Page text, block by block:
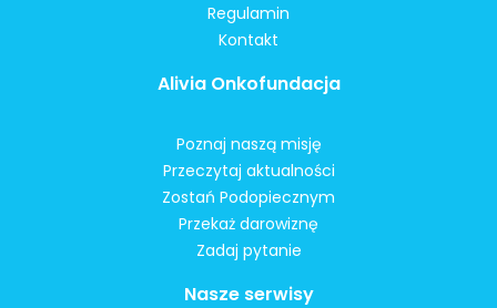
Regulamin
Kontakt
Alivia Onkofundacja
Poznaj naszą misję
Przeczytaj aktualności
Zostań Podopiecznym
Przekaż darowiznę
Zadaj pytanie
Nasze serwisy